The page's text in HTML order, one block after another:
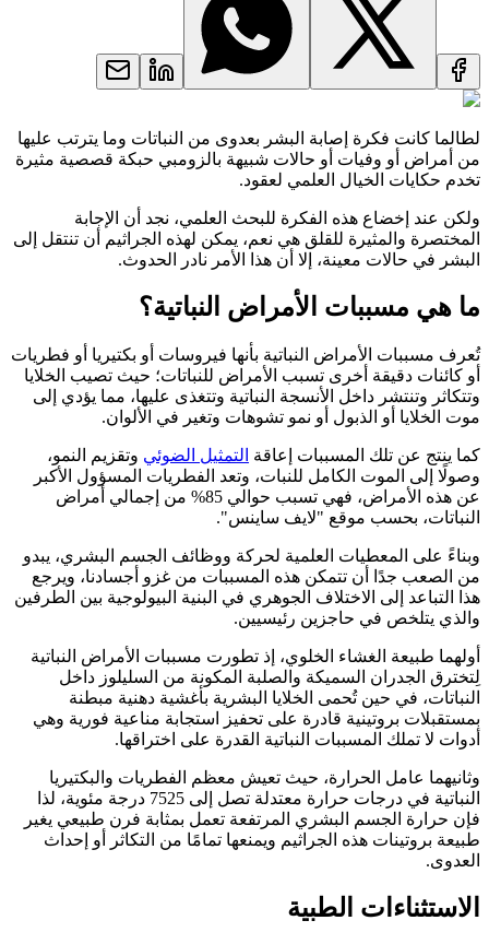
لطالما كانت فكرة إصابة البشر بعدوى من النباتات وما يترتب عليها
من أمراض أو وفيات أو حالات شبيهة بالزومبي حبكة قصصية مثيرة
تخدم حكايات الخيال العلمي لعقود.
ولكن عند إخضاع هذه الفكرة للبحث العلمي، نجد أن الإجابة
المختصرة والمثيرة للقلق هي نعم، يمكن لهذه الجراثيم أن تنتقل إلى
البشر في حالات معينة، إلا أن هذا الأمر نادر الحدوث.
ما هي مسببات الأمراض النباتية؟
تُعرف مسببات الأمراض النباتية بأنها فيروسات أو بكتيريا أو فطريات
أو كائنات دقيقة أخرى تسبب الأمراض للنباتات؛ حيث تصيب الخلايا
وتتكاثر وتنتشر داخل الأنسجة النباتية وتتغذى عليها، مما يؤدي إلى
موت الخلايا أو الذبول أو نمو تشوهات وتغير في الألوان.
كما ينتج عن تلك المسببات إعاقة التمثيل الضوئيوتقزيم النمو،
وصولًا إلى الموت الكامل للنبات، وتعد الفطريات المسؤول الأكبر
عن هذه الأمراض، فهي تسبب حوالي 85% من إجمالي أمراض
النباتات، بحسب موقع "لايف ساينس".
وبناءً على المعطيات العلمية لحركة ووظائف الجسم البشري، يبدو
من الصعب جدًا أن تتمكن هذه المسببات من غزو أجسادنا، ويرجع
هذا التباعد إلى الاختلاف الجوهري في البنية البيولوجية بين الطرفين
والذي يتلخص في حاجزين رئيسيين.
أولهما طبيعة الغشاء الخلوي، إذ تطورت مسببات الأمراض النباتية
لِتخترق الجدران السميكة والصلبة المكونة من السليلوز داخل
النباتات، في حين تُحمى الخلايا البشرية بأغشية دهنية مبطنة
بمستقبلات بروتينية قادرة على تحفيز استجابة مناعية فورية وهي
أدوات لا تملك المسببات النباتية القدرة على اختراقها.
وثانيهما عامل الحرارة، حيث تعيش معظم الفطريات والبكتيريا
النباتية في درجات حرارة معتدلة تصل إلى 7525 درجة مئوية، لذا
فإن حرارة الجسم البشري المرتفعة تعمل بمثابة فرن طبيعي يغير
طبيعة بروتينات هذه الجراثيم ويمنعها تمامًا من التكاثر أو إحداث
العدوى.
الاستثناءات الطبية